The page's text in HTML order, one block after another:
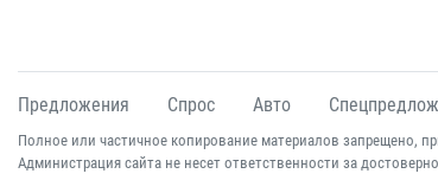
Предложения Спрос Авто
Полное или частичное копирование материалов запрещено,
Администрация сайта не несет ответственности за